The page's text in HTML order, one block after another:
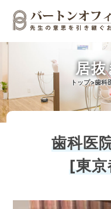
居抜
トップ 歯科
歯科医
[東京